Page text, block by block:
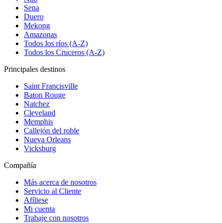
Sena
Duero
Mekong
Amazonas
Todos los ríos (A-Z)
Todos los Cruceros (A-Z)
Principales destinos
Saint Francisville
Baton Rouge
Natchez
Cleveland
Memphis
Callejón del roble
Nueva Orleans
Vicksburg
Compañía
Más acerca de nosotros
Servicio al Cliente
Afíliese
Mi cuenta
Trabaje con nosotros